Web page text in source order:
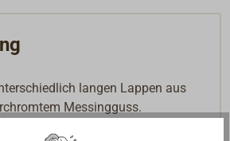
langen Lappen aus
Messingguss.